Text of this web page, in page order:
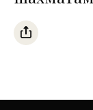
государств